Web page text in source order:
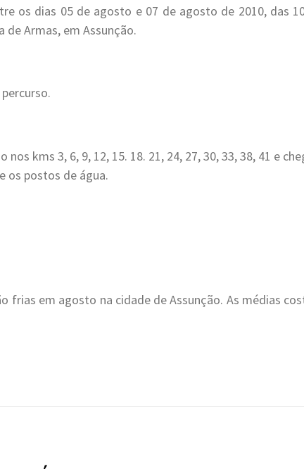
os dias 05 de agosto e 07 de agosto de 2010, das
de Armas, em Assunção.
kms 3, 6, 9, 12, 15. 18. 21, 24, 27, 30, 33, 38, 41 e
os postos de água.
frias em agosto na cidade de Assunção. As médias